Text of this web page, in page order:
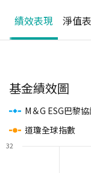
績效表現 淨值
基金績效圖
M＆G ESG巴黎
道瓊全球指數
32